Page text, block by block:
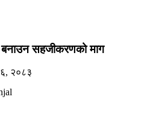
बनाउन सहजीकरणको माग
२०८३